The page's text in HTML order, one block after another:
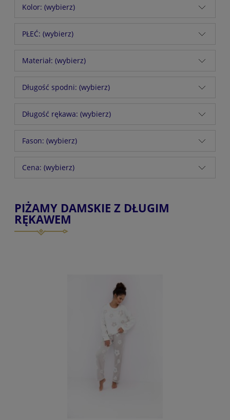
Kolor: (wybierz)
PŁEĆ: (wybierz)
Materiał: (wybierz)
Długość spodni: (wybierz)
Długość rękawa: (wybierz)
Fason: (wybierz)
Cena: (wybierz)
PIŻAMY DAMSKIE Z DŁUGIM
RĘKAWEM